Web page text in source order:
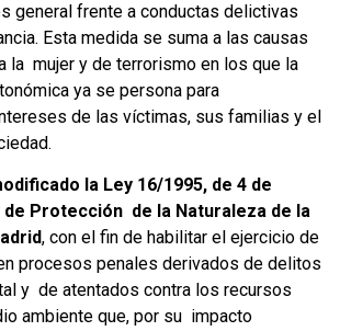
general frente a conductas delictivas
Esta medida se suma a las causas
la mujer y de terrorismo en los que la
ya se persona para
de las víctimas, sus familias y el
la Ley 16/1995, de 4 de
de Protección de la Naturaleza de la
, con el fin de habilitar el ejercicio de
procesos penales derivados de delitos
y de atentados contra los recursos
ambiente que, por su impacto